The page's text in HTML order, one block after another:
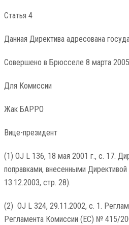
Статья 4
Данная Директива адресована
Совершено в Брюсселе 8 марта
Для Комиссии
Жак БАРРО
Вице-президент
(1) OJ L 136, 18 мая 2001 г., с. 17.
поправками, внесенными
13.12.2003, стр. 28).
(2) OJ L 324, 29.11.2002, с. 1.
Регламента Комиссии (ЕС) № 415/